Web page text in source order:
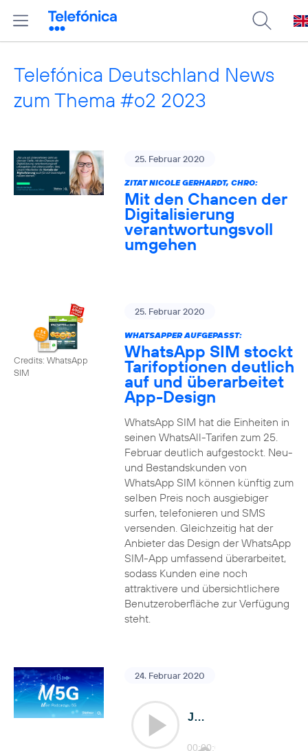
Telefónica Deutschland News
zum Thema #o2 2023
25. Februar 2020
ZITAT NICOLE GERHARDT, CHRO:
Mit den Chancen der
Digitalisierung
verantwortungsvoll
umgehen
Credits: WhatsApp
SIM
25. Februar 2020
WHATSAPPER AUFGEPASST:
WhatsApp SIM stockt
Tarifoptionen deutlich
auf und überarbeitet
App-Design
WhatsApp SIM hat die Einheiten in
seinen WhatsAll-Tarifen zum 25.
Februar deutlich aufgestockt. Neu-
und Bestandskunden von
WhatsApp SIM können künftig zum
selben Preis noch ausgiebiger
surfen, telefonieren und SMS
versenden. Gleichzeitig hat der
Anbieter das Design der WhatsApp
SIM-App umfassend überarbeitet,
sodass Kunden eine noch
attraktivere und übersichtlichere
Benutzeroberfläche zur Verfügung
steht.
24. Februar 2020